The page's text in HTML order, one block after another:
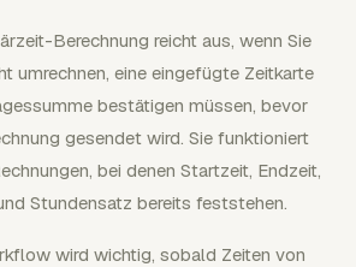
Berechnung reicht aus, wenn Sie
umrechnen, eine eingefügte Zeitkarte
bestätigen müssen, bevor
gesendet wird. Sie funktioniert
bei denen Startzeit, Endzeit,
Stundensatz bereits feststehen.
wird wichtig, sobald Zeiten von